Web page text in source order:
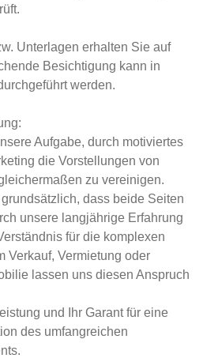
Unterlagen erhalten Sie auf
Besichtigung kann in
werden.
Aufgabe, durch motiviertes
die Vorstellungen von
zu vereinigen.
dass beide Seiten
unsere langjährige Erfahrung
für die komplexen
Verkauf, Vermietung oder
lassen uns diesen Anspruch
und Ihr Garant für eine
des umfangreichen